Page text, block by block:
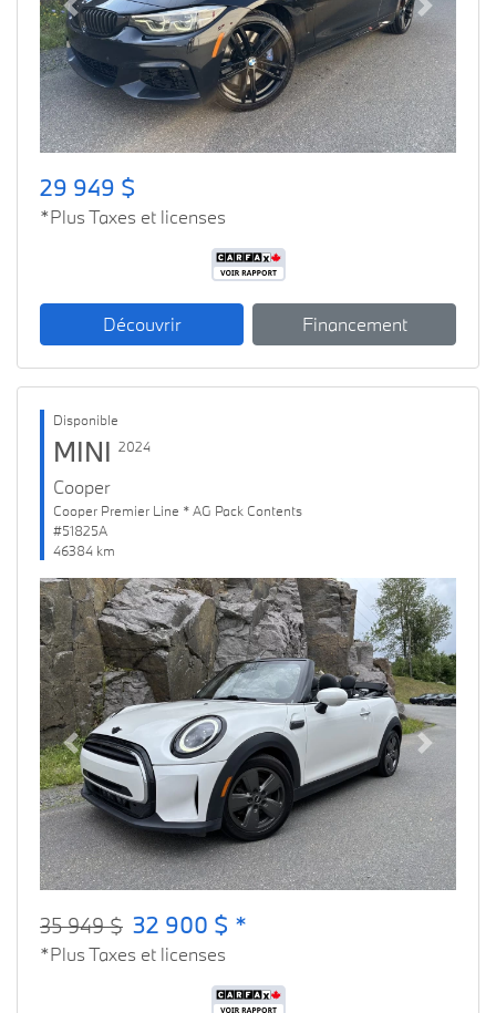
Previous Next
29 949 $
*Plus Taxes et licenses
Découvrir Financement
Disponible
MINI 2024
Cooper
Cooper Premier Line * AG Pack Contents
#51825A
46384 km
Previous Next
35 949 $ 32 900 $ *
*Plus Taxes et licenses